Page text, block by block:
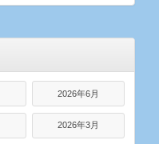
2026年6月
2026年3月